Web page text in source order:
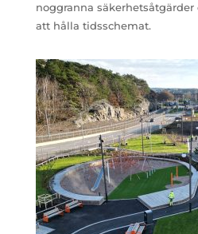
noggranna
att hålla tidsschemat.